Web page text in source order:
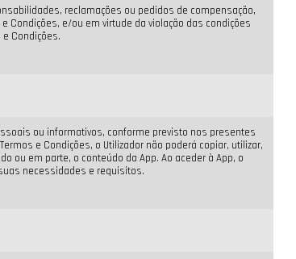
reclamações ou pedidos de compensação,
e/ou em virtude da violação das condições
Condições.
ou informativos, conforme previsto nos presentes
e Condições, o Utilizador não poderá copiar, utilizar,
ou em parte, o conteúdo da App. Ao aceder à App, o
necessidades e requisitos.